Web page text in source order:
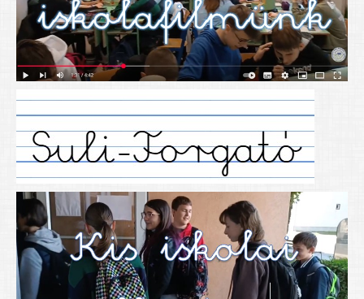
Sportversenyek
Tanulmányi versenyek
Alapítványunk
Nyitva tartás
SZÜLŐKNEK
Google Tanterem, Classroom - útmutató diákoknak
Tanév rendje
Étkezés befizetése
Étlap